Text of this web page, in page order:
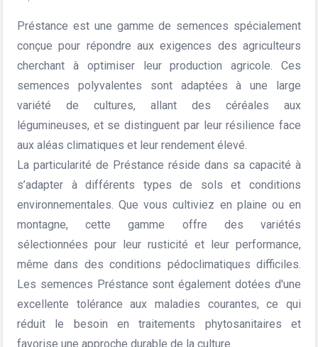
Préstance est une gamme de semences spécialement
conçue pour répondre aux exigences des agriculteurs
cherchant à optimiser leur production agricole. Ces
semences polyvalentes sont adaptées à une large
variété de cultures, allant des céréales aux
légumineuses, et se distinguent par leur résilience face
aux aléas climatiques et leur rendement élevé.
La particularité de Préstance réside dans sa capacité à
s’adapter à différents types de sols et conditions
environnementales. Que vous cultiviez en plaine ou en
montagne, cette gamme offre des variétés
sélectionnées pour leur rusticité et leur performance,
même dans des conditions pédoclimatiques difficiles.
Les semences Préstance sont également dotées d'une
excellente tolérance aux maladies courantes, ce qui
réduit le besoin en traitements phytosanitaires et
favorise une approche durable de la culture.